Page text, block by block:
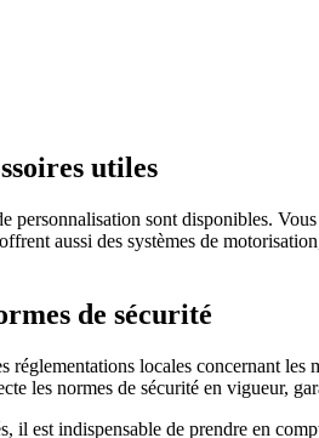
utiles
personnalisation sont disponibles.
aussi des systèmes de
de sécurité
réglementations locales concernant
les normes de sécurité en vigueur,
il est indispensable de prendre en